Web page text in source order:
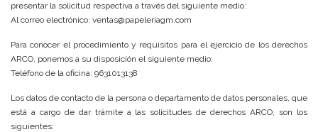
presentar la solicitud respectiva a través del siguiente medio:
Al correo electrónico: ventas@papeleriagm.com
Para conocer el procedimiento y requisitos para el ejercicio de los derechos
ARCO, ponemos a su disposición el siguiente medio:
Teléfono de la oficina: 9631013138
Los datos de contacto de la persona o departamento de datos personales, que
está a cargo de dar trámite a las solicitudes de derechos ARCO, son los
siguientes: